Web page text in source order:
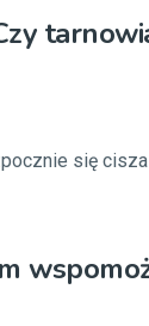
się